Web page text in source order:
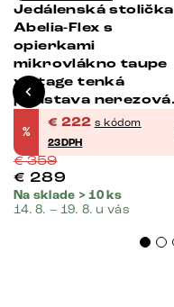
Jedálenská stolička
Abelia-Flex s
opierkami
mikrovlákno taupe
vintage tenká
podstava nerezová
%
€ 222 s kódom
23DPH
€359
€ 289
Na sklade > 10 ks
14. 8. – 19. 8. u vás